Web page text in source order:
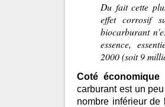
Du fait cette
effet corrosif
biocarburant
essence,
2000 (soit 9
Coté économique
carburant est un
nombre inférieur de